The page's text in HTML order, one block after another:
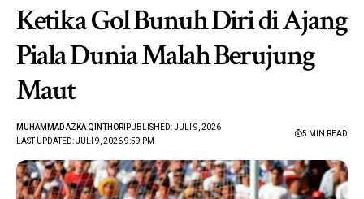
Ketika Gol Bunuh Diri di Ajang
Piala Dunia Malah Berujung
Maut
LAST UPDATED: JULI 9, 2026 9:59 PM
MUHAMMAD AZKA QINTHORI PUBLISHED: JULI 9, 2026
5 MIN READ